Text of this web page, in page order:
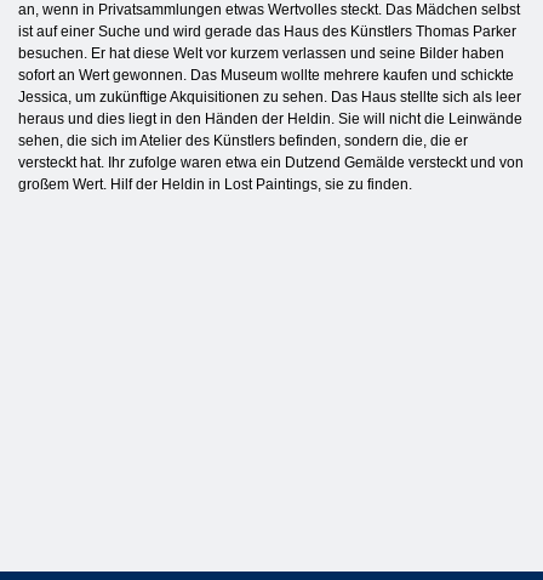
an, wenn in Privatsammlungen etwas Wertvolles steckt. Das Mädchen selbst
ist auf einer Suche und wird gerade das Haus des Künstlers Thomas Parker
besuchen. Er hat diese Welt vor kurzem verlassen und seine Bilder haben
sofort an Wert gewonnen. Das Museum wollte mehrere kaufen und schickte
Jessica, um zukünftige Akquisitionen zu sehen. Das Haus stellte sich als leer
heraus und dies liegt in den Händen der Heldin. Sie will nicht die Leinwände
sehen, die sich im Atelier des Künstlers befinden, sondern die, die er
versteckt hat. Ihr zufolge waren etwa ein Dutzend Gemälde versteckt und von
großem Wert. Hilf der Heldin in Lost Paintings, sie zu finden.